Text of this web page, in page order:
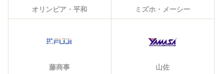
オリンピア・平和 ミズホ・メーシー
藤商事 山佐